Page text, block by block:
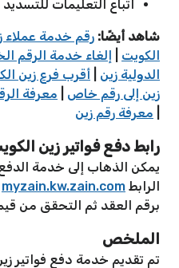
اتباع التعليمات
شاهد أيضًا: رقم خدمة عملاء
الكويت
إلغاء خدمة الرقم
الدولية زين
أقرب فرع زين
زين إلى رقم خاص
معرفة
معرفة رقم زين
رابط دفع فواتير زين
يمكن الذهاب إلى خدمة
الرابط myzain.kw.zain.com
برقم العقد ثم التحقق من
الملخص
تم تقديم خدمة دفع فواتير